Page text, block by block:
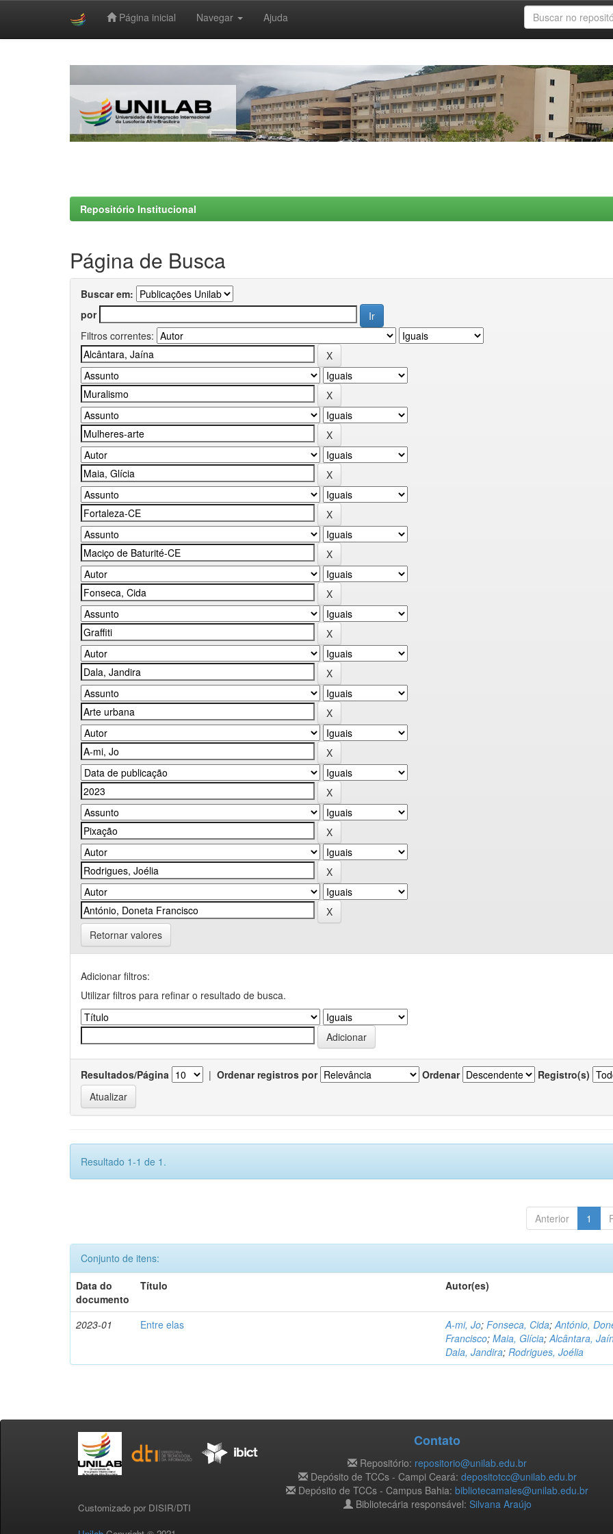
Página inicial Navegar Ajuda
Repositório Institucional
Página de Busca
Buscar em:
por
Filtros correntes:
Retornar valores
Adicionar filtros:
Utilizar filtros para refinar o resultado de busca.
Resultados/Página | Ordenar registros por Ordenar Registro(s)
Resultado 1-1 de 1.
Anterior 1
Conjunto de itens:
Data do
documento
Título Autor(es)
2023-01 Entre elas A-mi, Jo;Fonseca, Cida;António,
Francisco;Maia, Glícia;Alcântara,
Dala, Jandira;Rodrigues, Joélia
Customizado por DISIR/DTI
Contato
Repositório: repositorio@unilab.edu.br
Depósito de TCCs - Campi Ceará: depositotcc@unilab.edu.br
Depósito de TCCs - Campus Bahia: bibliotecamales@unilab.edu.br
Bibliotecária responsável: Silvana Araújo